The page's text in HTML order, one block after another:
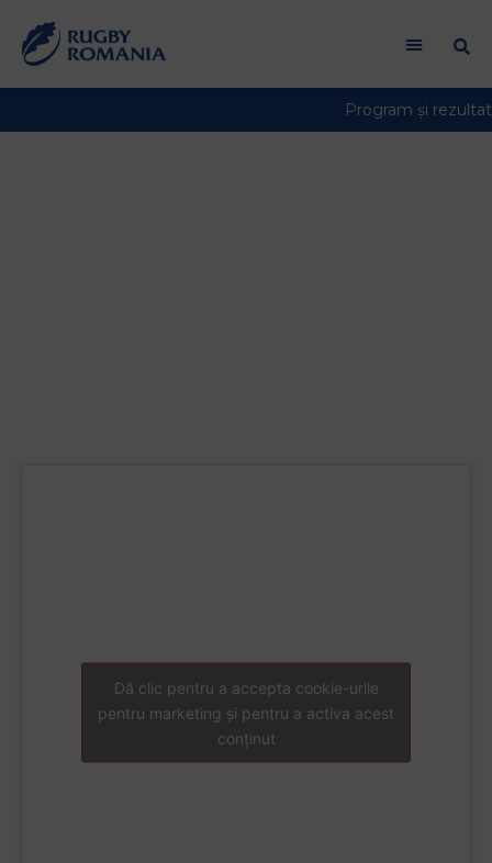
Dă clic pentru a accepta cookie-urile
pentru marketing și pentru a activa acest
conținut